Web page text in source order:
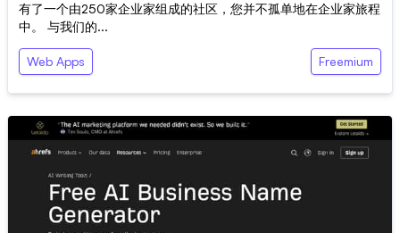
有了一个由250家企业家组成的社区，您并不孤单地在企业家旅程
中。 与我们的...
Web Apps Freemium